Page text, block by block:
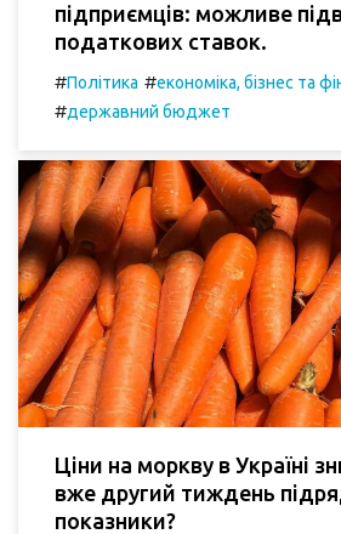
підприємців: можливе
податкових ставок.
#Політика #економіка, бізнес та
#державний бюджет
Ціни на моркву в Україні
вже другий тиждень
показники?